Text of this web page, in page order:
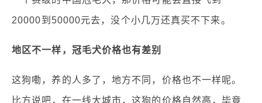
20000到50000元去，没个小几万还真买不下来。
地区不一样，冠毛犬价格也有差别
这狗嘞，养的人多了，地方不同，价格也不一样呢。
比方说吧，在一线大城市，这狗的价格自然高，毕竟